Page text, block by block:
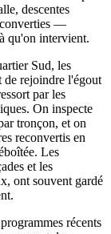
descentes
—
qu'on intervient.
Sud, les
de rejoindre l'égout
par les
On inspecte
tronçon, et on
reconvertis en
Les
et les
ont souvent gardé
récents